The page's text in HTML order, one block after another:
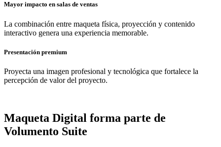
Mayor impacto en salas de ventas
La combinación entre maqueta física, proyección y contenido
interactivo genera una experiencia memorable.
Presentación premium
Proyecta una imagen profesional y tecnológica que fortalece la
percepción de valor del proyecto.
Maqueta Digital forma parte de
Volumento Suite